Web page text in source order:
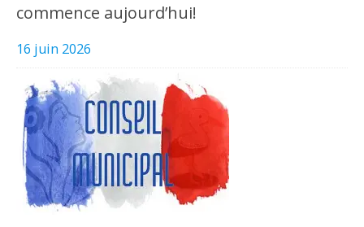
commence aujourd’hui!
16 juin 2026